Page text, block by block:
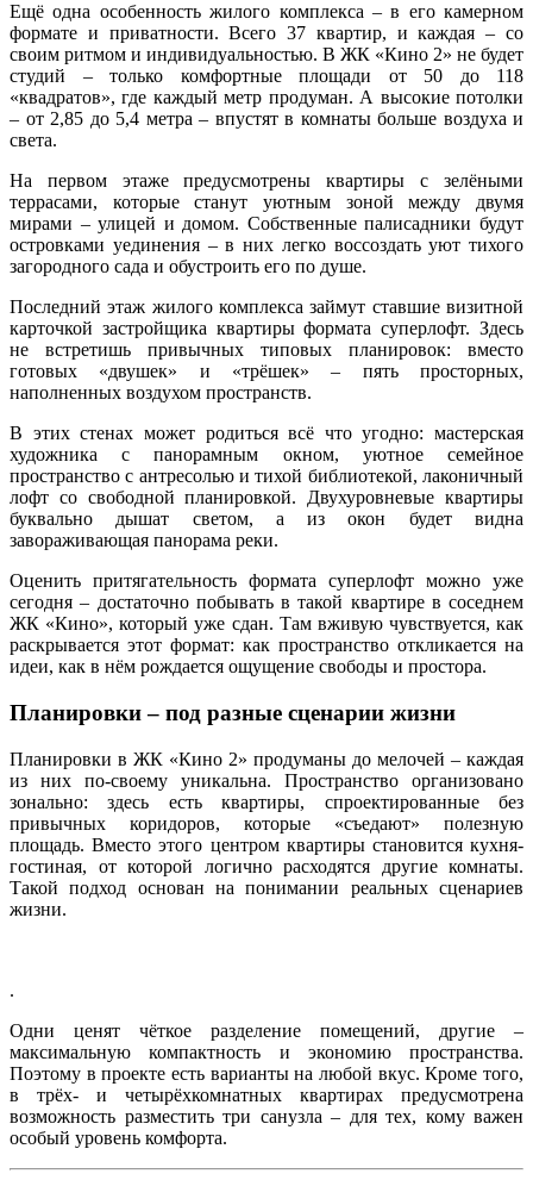
Ещё одна особенность жилого комплекса – в его камерном
формате и приватности. Всего 37 квартир, и каждая – со
своим ритмом и индивидуальностью. В ЖК «Кино 2» не будет
студий – только комфортные площади от 50 до 118
«квадратов», где каждый метр продуман. А высокие потолки
– от 2,85 до 5,4 метра – впустят в комнаты больше воздуха и
света.
На первом этаже предусмотрены квартиры с зелёными
террасами, которые станут уютным зоной между двумя
мирами – улицей и домом. Собственные палисадники будут
островками уединения – в них легко воссоздать уют тихого
загородного сада и обустроить его по душе.
Последний этаж жилого комплекса займут ставшие визитной
карточкой застройщика квартиры формата суперлофт. Здесь
не встретишь привычных типовых планировок: вместо
готовых «двушек» и «трёшек» – пять просторных,
наполненных воздухом пространств.
В этих стенах может родиться всё что угодно: мастерская
художника с панорамным окном, уютное семейное
пространство с антресолью и тихой библиотекой, лаконичный
лофт со свободной планировкой. Двухуровневые квартиры
буквально дышат светом, а из окон будет видна
завораживающая панорама реки.
Оценить притягательность формата суперлофт можно уже
сегодня – достаточно побывать в такой квартире в соседнем
ЖК «Кино», который уже сдан. Там вживую чувствуется, как
раскрывается этот формат: как пространство откликается на
идеи, как в нём рождается ощущение свободы и простора.
Планировки – под разные сценарии жизни
Планировки в ЖК «Кино 2» продуманы до мелочей – каждая
из них по‑своему уникальна. Пространство организовано
зонально: здесь есть квартиры, спроектированные без
привычных коридоров, которые «съедают» полезную
площадь. Вместо этого центром квартиры становится кухня-
гостиная, от которой логично расходятся другие комнаты.
Такой подход основан на понимании реальных сценариев
жизни.
.
Одни ценят чёткое разделение помещений, другие –
максимальную компактность и экономию пространства.
Поэтому в проекте есть варианты на любой вкус. Кроме того,
в трёх- и четырёхкомнатных квартирах предусмотрена
возможность разместить три санузла – для тех, кому важен
особый уровень комфорта.